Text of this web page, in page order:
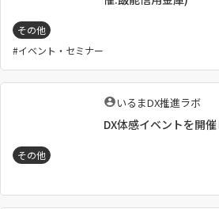
その他
イベント・セミナー
執
者
いるまDX推進ラボ
DX体感イベントを開催
その他